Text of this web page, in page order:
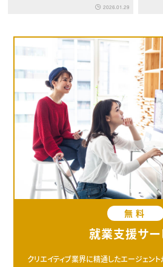
2026.01.29
無料
就業支援サー
クリエイティブ業界に精通したエージェン